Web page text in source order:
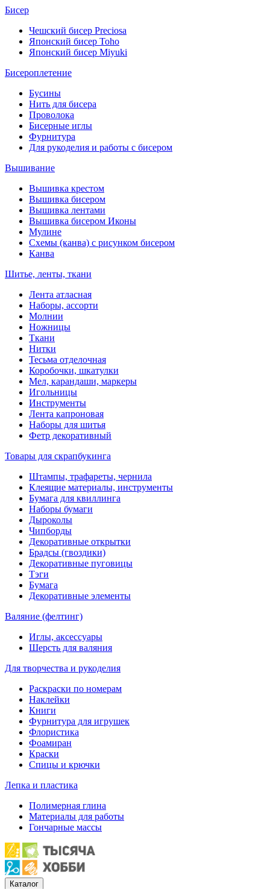
Бисер
Чешский бисер Preciosa
Японский бисер Toho
Японский бисер Miyuki
Бисероплетение
Бусины
Нить для бисера
Проволока
Бисерные иглы
Фурнитура
Для рукоделия и работы с бисером
Вышивание
Вышивка крестом
Вышивка бисером
Вышивка лентами
Вышивка бисером Иконы
Мулине
Схемы (канва) с рисунком бисером
Канва
Шитье, ленты, ткани
Лента атласная
Наборы, ассорти
Молнии
Ножницы
Ткани
Нитки
Тесьма отделочная
Коробочки, шкатулки
Мел, карандаши, маркеры
Игольницы
Инструменты
Лента капроновая
Наборы для шитья
Фетр декоративный
Товары для скрапбукинга
Штампы, трафареты, чернила
Клеящие материалы, инструменты
Бумага для квиллинга
Наборы бумаги
Дыроколы
Чипборды
Декоративные открытки
Брадсы (гвоздики)
Декоративные пуговицы
Тэги
Бумага
Декоративные элементы
Валяние (фелтинг)
Иглы, аксессуары
Шерсть для валяния
Для творчества и рукоделия
Раскраски по номерам
Наклейки
Книги
Фурнитура для игрушек
Флористика
Фоамиран
Краски
Спицы и крючки
Лепка и пластика
Полимерная глина
Материалы для работы
Гончарные массы
Каталог